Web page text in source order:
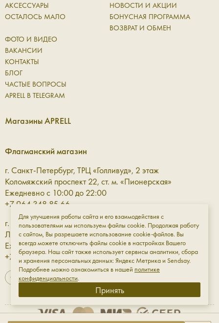
АКСЕССУАРЫ
ОСТАЛОСЬ МАЛО
НОВОСТИ И АКЦИИ
БОНУСНАЯ ПРОГРАММА
ВОЗВРАТ И ОБМЕН
ФОТО И ВИДЕО
ВАКАНСИИ
КОНТАКТЫ
БЛОГ
ЧАСТЫЕ ВОПРОСЫ
APRELL В TELEGRAM
Магазины APRELL
Флагманский магазин
г. Санкт-Петербург, ТРЦ «Голливуд», 2 этаж
Коломяжский проспект 22, ст. м. «Пионерская»
Ежедневно с 10:00 до 22:00
+7 964 348 85 66
г. Санкт-Петербург, ТРЦ «Галерея» 3 этаж
Лиговский проспект, 30а, ст. м. «Площадь Восстания»
Ежедневно с 10:00 до 23:00
+7 961 811-18-98
Для улучшения работы сайта и его взаимодействия с
пользователями мы используем файлы cookie. Продолжая работу
с сайтом, Вы разрешаете использование cookie-файлов. Вы
всегда можете отключить файлы cookie в настройках Вашего
браузера. Наш сайт также использует сервисы аналитики, сбора
и хранения персональных данных: Яндекс Метрика и Sendsay.
Подробнее можно ознакомиться в нашей политике
конфиденциальности.
Принять